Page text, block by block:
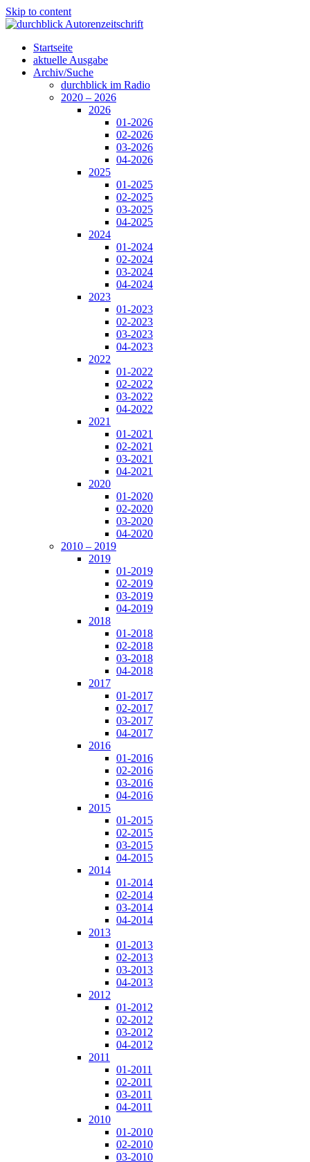
Skip to content
Startseite
aktuelle Ausgabe
Archiv/Suche
durchblick im Radio
2020 – 2026
2026
01-2026
02-2026
03-2026
04-2026
2025
01-2025
02-2025
03-2025
04-2025
2024
01-2024
02-2024
03-2024
04-2024
2023
01-2023
02-2023
03-2023
04-2023
2022
01-2022
02-2022
03-2022
04-2022
2021
01-2021
02-2021
03-2021
04-2021
2020
01-2020
02-2020
03-2020
04-2020
2010 – 2019
2019
01-2019
02-2019
03-2019
04-2019
2018
01-2018
02-2018
03-2018
04-2018
2017
01-2017
02-2017
03-2017
04-2017
2016
01-2016
02-2016
03-2016
04-2016
2015
01-2015
02-2015
03-2015
04-2015
2014
01-2014
02-2014
03-2014
04-2014
2013
01-2013
02-2013
03-2013
04-2013
2012
01-2012
02-2012
03-2012
04-2012
2011
01-2011
02-2011
03-2011
04-2011
2010
01-2010
02-2010
03-2010